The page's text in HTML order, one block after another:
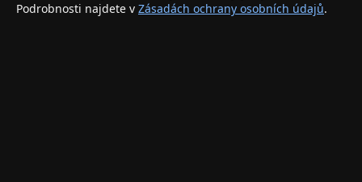
Doprava a doručení
Podrobnosti najdete v Zásadách ochrany osobních údajů.